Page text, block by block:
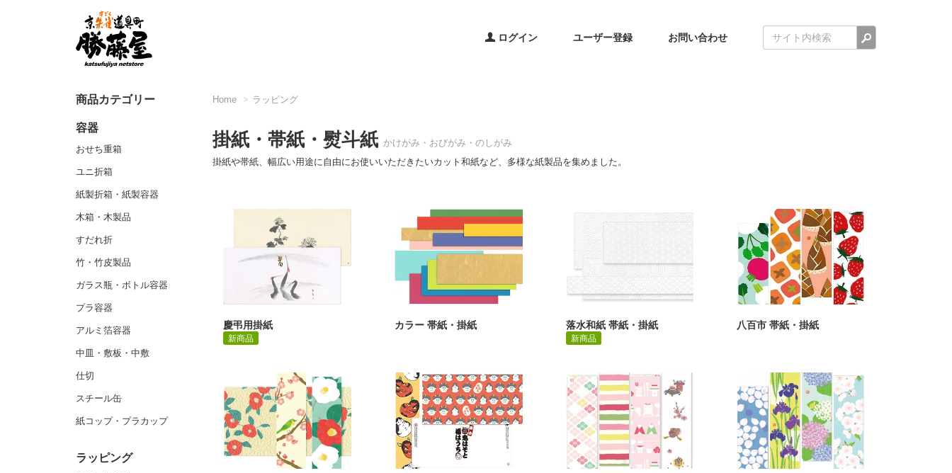
ログイン ユーザー登録 お問い合わせ 検索
商品カテゴリー
容器
おせち重箱
ユニ折箱
紙製折箱・紙製容器
木箱・木製品
すだれ折
竹・竹皮製品
ガラス瓶・ボトル容器
プラ容器
アルミ箔容器
中皿・敷板・中敷
仕切
スチール缶
紙コップ・プラカップ
ラッピング
Home ラッピング
掛紙・帯紙・熨斗紙 かけがみ・おびがみ・のしがみ
掛紙や帯紙、幅広い用途に自由にお使いいただきたいカット和紙など、多様な紙製品を集めました。
慶弔用掛紙
新商品
カラー 帯紙・掛紙 落水和紙 帯紙・掛紙
新商品
八百市 帯紙・掛紙